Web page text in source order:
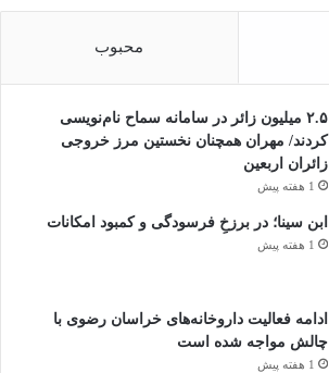
محبوب
۲.۵ میلیون زائر در سامانه سماح نام‌نویسی
کردند/ مهران همچنان نخستین مرز خروجی
زائران اربعین
1 هفته پیش
ابن سینا؛ در برزخِ فرسودگی و کمبود امکانات
1 هفته پیش
ادامه فعالیت داروخانه‌های خراسان رضوی با
چالش مواجه شده است
1 هفته پیش